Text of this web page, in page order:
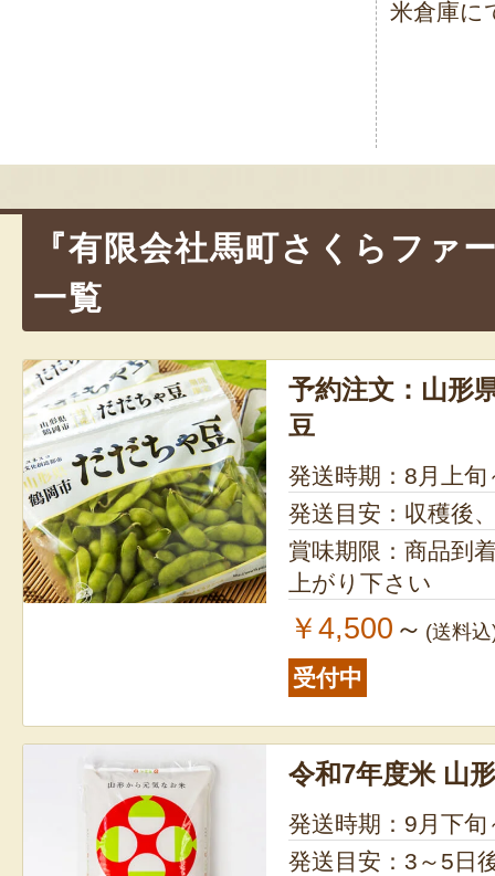
米倉庫に
『有限会社馬町さくらファ
一覧
予約注文：山形
豆
発送時期：8月上旬
発送目安：収穫後
賞味期限：商品到
上がり下さい
￥4,500 ～ (送料
受付中
令和7年度米 山
発送時期：9月下旬
発送目安：3～5日